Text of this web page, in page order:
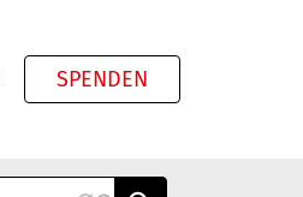
SPENDEN